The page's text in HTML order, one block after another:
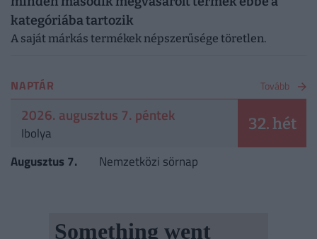
kategóriába tartozik
A saját márkás termékek népszerűsége töretlen.
NAPTÁR Tovább
2026. augusztus 7. péntek
Ibolya 32. hét
Augusztus 7. Nemzetközi sörnap